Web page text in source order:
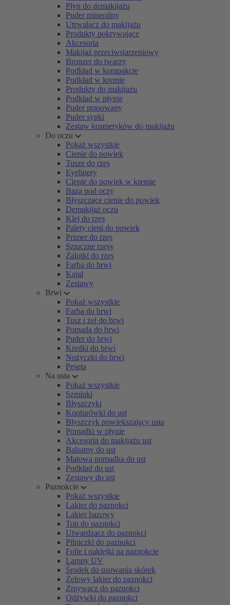
Płyn do demakijażu
Puder mineralny
Utrwalacz do makijażu
Produkty pokrywające
Akcesoria
Makijaż przeciwstarzeniowy
Bronzer do twarzy
Podkład w kompakcie
Podkład w kremie
Produkty do makijażu
Podkład w płynie
Puder prasowany
Puder sypki
Zestaw kosmetyków do makijażu
Do oczu
Pokaż wszystkie
Cienie do powiek
Tusze do rzęs
Eyelinery
Cienie do powiek w kremie
Baza pod oczy
Błyszczące cienie do powiek
Demakijaż oczu
Klej do rzęs
Palety cieni do powiek
Primer do rzęs
Sztuczne rzęsy
Zalotki do rzęs
Farba do brwi
Kajal
Zestawy
Brwi
Pokaż wszystkie
Farba do brwi
Tusz i żel do brwi
Pomada do brwi
Puder do brwi
Kredki do brwi
Nożyczki do brwi
Pęseta
Na usta
Pokaż wszystkie
Szminki
Błyszczyki
Konturówki do ust
Błyszczyk powiększający usta
Pomadki w płynie
Akcesoria do makijażu ust
Balsamy do ust
Matowa pomadka do ust
Podkład do ust
Zestawy do ust
Paznokcie
Pokaż wszystkie
Lakier do paznokci
Lakier bazowy
Top do paznokci
Utwardzacz do paznokci
Pilniczki do paznokci
Folie i naklejki na paznokcie
Lampy UV
Środek do usuwania skórek
Żelowy lakier do paznokci
Zmywacz do paznokci
Odżywki do paznokci